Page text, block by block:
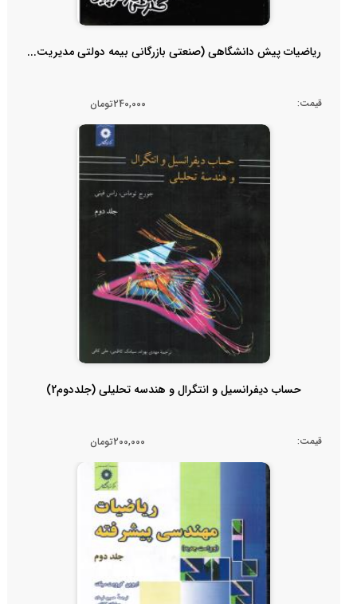
ریاضیات پیش دانشگاهی (صنعتی بازرگانی بیمه دولتی مدیریت...
قیمت: 240,000تومان
حساب دیفرانسیل و انتگرال و هندسه تحلیلی (جلددوم2)
قیمت: 200,000تومان